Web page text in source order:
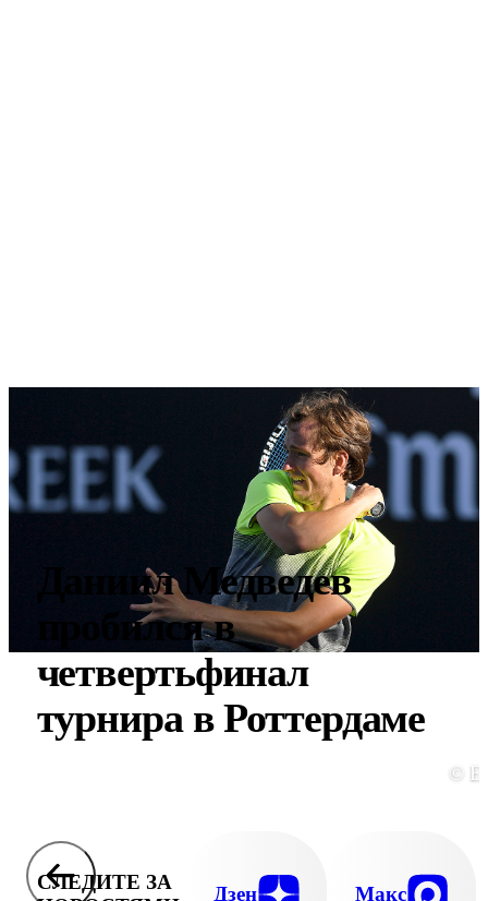
Даниил Медведев
пробился в
четвертьфинал
турнира в Роттердаме
©
СЛЕДИТЕ ЗА
Дзен Макс